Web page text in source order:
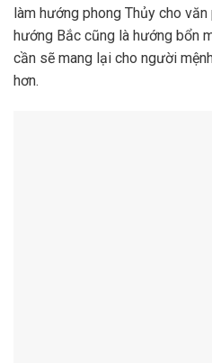
làm hướng phong Thủy cho
hướng Bắc cũng là hướng bổn
cần sẽ mang lại cho người
hơn.